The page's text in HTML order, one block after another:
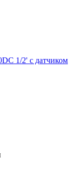
1/2' с датчиком